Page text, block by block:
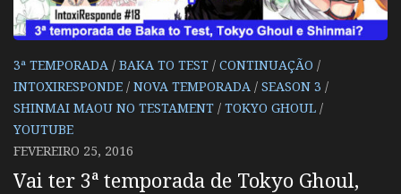
3ª TEMPORADA / BAKA TO TEST / CONTINUAÇÃO /
INTOXIRESPONDE / NOVA TEMPORADA / SEASON 3 /
SHINMAI MAOU NO TESTAMENT / TOKYO GHOUL /
YOUTUBE
FEVEREIRO 25, 2016
Vai ter 3ª temporada de Tokyo Ghoul,